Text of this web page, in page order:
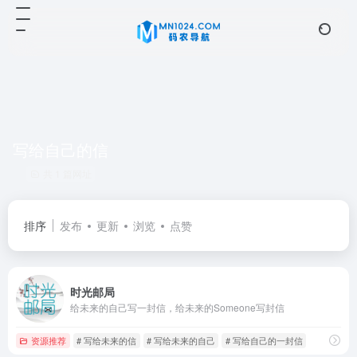
排序 发布 更新 浏览 点赞
时光邮局
给未来的自己写一封信，给未来的Someone写封信
资源推荐 # 写给未来的信 # 写给未来的自己 # 写给自己的一封信